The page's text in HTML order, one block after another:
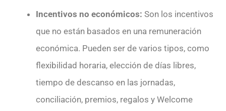
Incentivos no económicos: Son los incentivos
que no están basados en una remuneración
económica. Pueden ser de varios tipos, como
flexibilidad horaria, elección de días libres,
tiempo de descanso en las jornadas,
conciliación, premios, regalos y Welcome